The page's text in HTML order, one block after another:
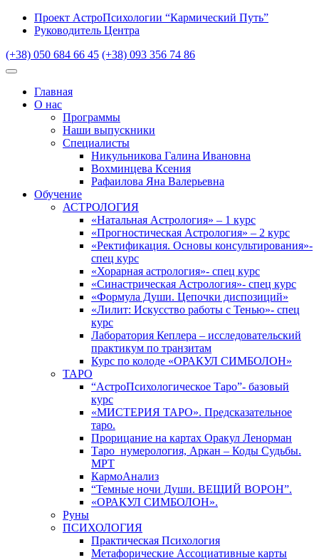
Проект АстроПсихологии “Кармический Путь”
Руководитель Центра
(+38) 050 684 66 45 (+38) 093 356 74 86
Главная
О нас
Программы
Наши выпускники
Специалисты
Никульникова Галина Ивановна
Вохминцева Ксения
Рафаилова Яна Валерьевна
Обучение
АСТРОЛОГИЯ
«Натальная Астрология» – 1 курс
«Прогностическая Астрология» – 2 курс
«Ректификация. Основы консультирования»-
спец курс
«Хорарная астрология»- спец курс
«Синастрическая Астрология»- спец курс
«Формула Души. Цепочки диспозиций»
«Лилит: Искусство работы с Тенью»- спец
курс
Лаборатория Кеплера – исследовательский
практикум по транзитам
Курс по колоде «ОРАКУЛ СИМБОЛОН»
ТАРО
“АстроПсихологическое Таро”- базовый
курс
«МИСТЕРИЯ ТАРО». Предсказательное
таро.
Прорицание на картах Оракул Ленорман
Таро_нумерология, Аркан – Коды Судьбы.
МРТ
КармоАнализ
“Темные ночи Души. ВЕЩИЙ ВОРОН”.
«ОРАКУЛ СИМБОЛОН».
Руны
ПСИХОЛОГИЯ
Практическая Психология
Метафорические Ассоциативные карты